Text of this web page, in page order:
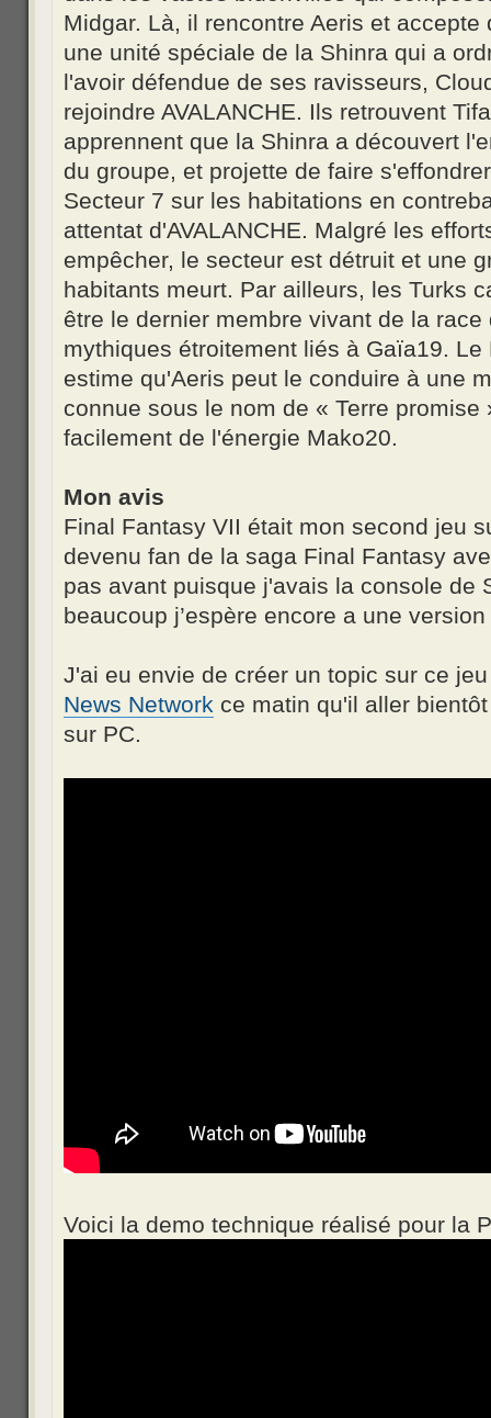
Midgar. Là, il rencontre Aeris et
une unité spéciale de la Shinra qui a
l'avoir défendue de ses ravisseurs,
rejoindre AVALANCHE. Ils retrouvent
apprennent que la Shinra a découvert
du groupe, et projette de faire
Secteur 7 sur les habitations en
attentat d'AVALANCHE. Malgré les
empêcher, le secteur est détruit et une
habitants meurt. Par ailleurs, les Turks
être le dernier membre vivant de la
mythiques étroitement liés à Gaïa19.
estime qu'Aeris peut le conduire à une
connue sous le nom de « Terre
facilement de l'énergie Mako20.
Mon avis
Final Fantasy VII était mon second jeu
devenu fan de la saga Final Fantasy
pas avant puisque j'avais la console de
beaucoup j’espère encore a une
J'ai eu envie de créer un topic sur ce
News Network ce matin qu'il aller
sur PC.
Voici la demo technique réalisé pour la